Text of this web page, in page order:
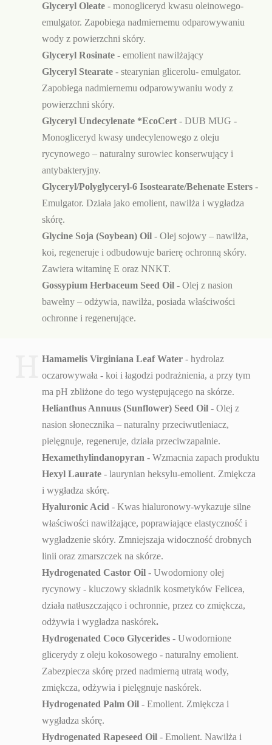
Glyceryl Oleate - monogliceryd kwasu oleinowego-
emulgator. Zapobiega nadmiernemu odparowywaniu
wody z powierzchni skóry.
Glyceryl Rosinate - emolient nawilżający
Glyceryl Stearate - stearynian glicerolu- emulgator.
Zapobiega nadmiernemu odparowywaniu wody z
powierzchni skóry.
Glyceryl Undecylenate *EcoCert - DUB MUG -
Monogliceryd kwasy undecylenowego z oleju
rycynowego – naturalny surowiec konserwujący i
antybakteryjny.
Glyceryl/Polyglyceryl-6 Isostearate/Behenate Esters -
Emulgator. Działa jako emolient, nawilża i wygładza
skórę.
Glycine Soja (Soybean) Oil - Olej sojowy – nawilża,
koi, regeneruje i odbudowuje barierę ochronną skóry.
Zawiera witaminę E oraz NNKT.
Gossypium Herbaceum Seed Oil - Olej z nasion
bawełny – odżywia, nawilża, posiada właściwości
ochronne i regenerujące.
Hamamelis Virginiana Leaf Water - hydrolaz
oczarowywała - koi i łagodzi podrażnienia, a przy tym
ma pH zbliżone do tego występującego na skórze.
Helianthus Annuus (Sunflower) Seed Oil - Olej z
nasion słonecznika – naturalny przeciwutleniacz,
pielęgnuje, regeneruje, działa przeciwzapalnie.
Hexamethylindanopyran - Wzmacnia zapach produktu
Hexyl Laurate - laurynian heksylu-emolient. Zmiękcza
i wygładza skórę.
Hyaluronic Acid - Kwas hialuronowy-wykazuje silne
właściwości nawilżające, poprawiające elastyczność i
wygładzenie skóry. Zmniejszaja widoczność drobnych
linii oraz zmarszczek na skórze.
Hydrogenated Castor Oil - Uwodorniony olej
rycynowy - kluczowy składnik kosmetyków Felicea,
działa natłuszczająco i ochronnie, przez co zmiękcza,
odżywia i wygładza naskórek.
Hydrogenated Coco Glycerides - Uwodornione
glicerydy z oleju kokosowego - naturalny emolient.
Zabezpiecza skórę przed nadmierną utratą wody,
zmiękcza, odżywia i pielęgnuje naskórek.
Hydrogenated Palm Oil - Emolient. Zmiękcza i
wygładza skórę.
Hydrogenated Rapeseed Oil - Emolient. Nawilża i